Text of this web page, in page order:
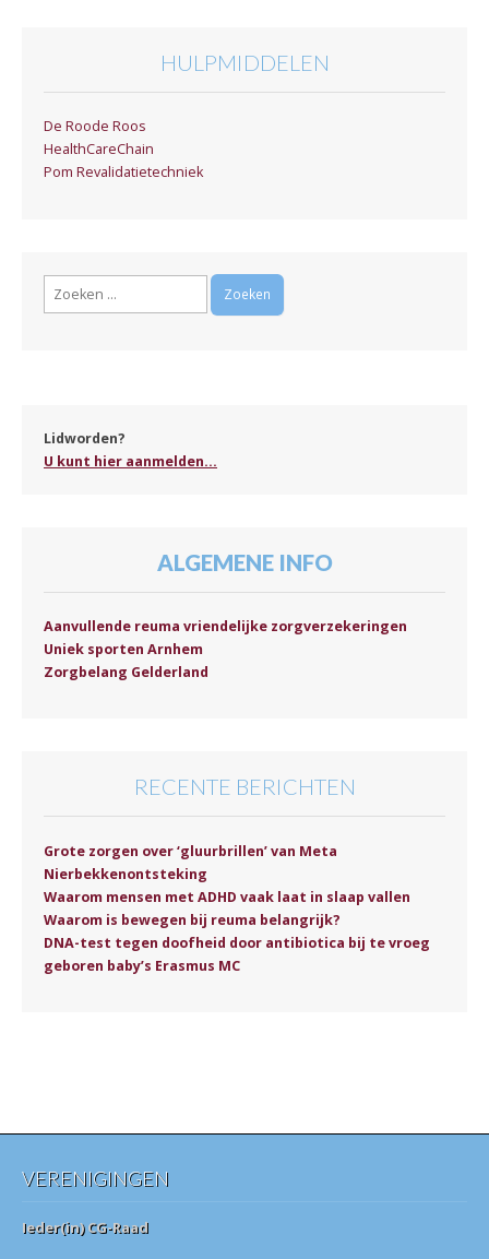
HULPMIDDELEN
De Roode Roos
HealthCareChain
Pom Revalidatietechniek
Zoeken
Lidworden?
U kunt hier aanmelden...
ALGEMENE INFO
Aanvullende reuma vriendelijke zorgverzekeringen
Uniek sporten Arnhem
Zorgbelang Gelderland
RECENTE BERICHTEN
Grote zorgen over ‘gluurbrillen’ van Meta
Nierbekkenontsteking
Waarom mensen met ADHD vaak laat in slaap vallen
Waarom is bewegen bij reuma belangrijk?
DNA-test tegen doofheid door antibiotica bij te vroeg
geboren baby’s Erasmus MC
VERENIGINGEN
Ieder(in) CG-Raad